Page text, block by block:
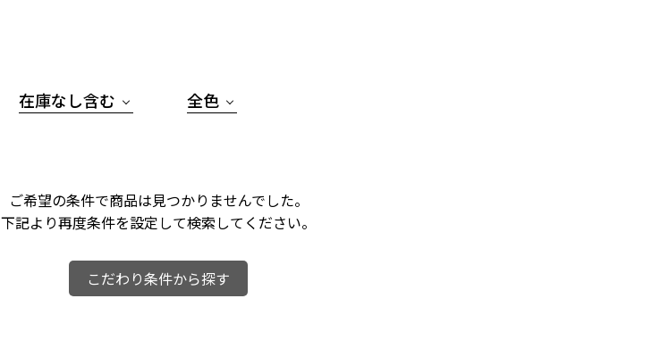
在庫なし含む 全色
ご希望の条件で商品は見つかりませんでした。
下記より再度条件を設定して検索してください。
こだわり条件から探す